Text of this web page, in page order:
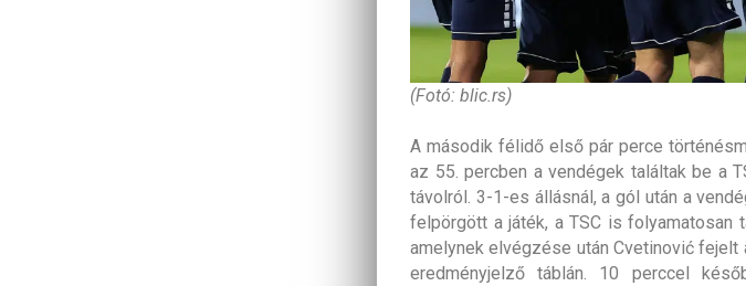
(Fotó: blic.rs)
A második félidő első pár perce
az 55. percben a vendégek találtak be a
távolról. 3-1-es állásnál, a gól után a
felpörgött a játék, a TSC is folyamatosan
amelynek elvégzése után Cvetinović fejelt
eredményjelző táblán. 10 perccel